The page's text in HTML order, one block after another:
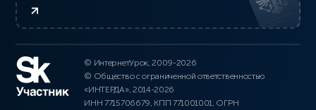
© ИнтернетУрок, 2009-2026
© Общество с ограниченной ответственностью
«ИНТЕРДА», 2014-2026
ИНН 7715706679, КПП 771001001, ОГРН